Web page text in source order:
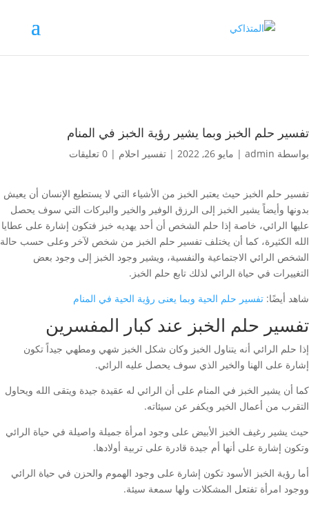
تفسير حلم الخبز وبما يشير رؤية الخبز في المنام
بواسطة admin
| مايو 26, 2022 | تفسير احلام | 0 تعليقات
تفسير حلم الخبز حيث يعتبر الخبز من الأشياء التي لا يستطيع الإنسان أن يعيش
بدونها وأيضاً يشير الخبز إلى الرزق الوفير والخير والبركات التي سوف يحصل
عليها الرائي، خاصة إذا حلم الشخص أن أحد يهديه خبز فتكون إشارة على عطايا
الله الكثيرة، كما أن يختلف تفسير حلم الخبز من شخص لآخر وعلى حسب حالة
الشخص الرائي الاجتماعية والنفسية، ويشير وجود الخبز إلى وجود بعض
التغييرات في حياة الرائي لذلك تابع حلم الخبز.
شاهد أيضًا: تفسير حلم الحية وبما يعنى رؤية الحية في المنام
تفسير حلم الخبز عند كبار المفسرين
إذا حلم الرائي أنه يتناول الخبز وكان شكل الخبز شهي ومطهي جيداً تكون
إشارة على الهنا والخير الذي سوف يحصل عليه الرائي.
كما أن يشير الخبز في المنام على أن الرائي له عقيدة جيدة ويتقى الله ويحاول
التقرب من أعمال الخير ويكفر عن سيئاته.
حيث يشير رغيف الخبز الأبيض على وجود امرأة جميلة واصيلة في حياة الرائي
وتكون إشارة على أنها أم جيدة قادرة على تربية أولادها.
أما رؤية الخبز الأسود تكون إشارة على وجود الهموم والحزن في حياة الرائي
ووجود امرأة تفتعل المشكلات ولها سمعة سيئة.